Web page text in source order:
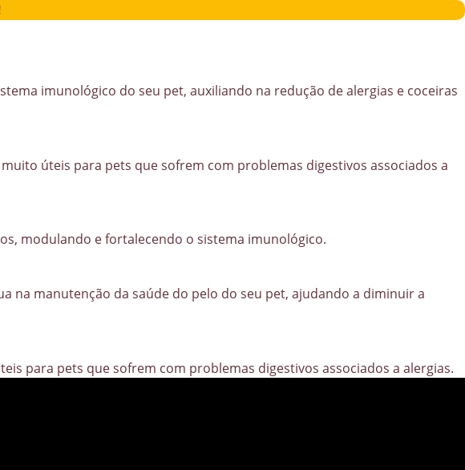
imunológico do seu pet, auxiliando na redução de alergias e coceiras
úteis para pets que sofrem com problemas digestivos associados a
modulando e fortalecendo o sistema imunológico.
na manutenção da saúde do pelo do seu pet, ajudando a diminuir a
para pets que sofrem com problemas digestivos associados a alergias.